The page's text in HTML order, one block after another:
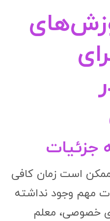
جزئیات
است زمان کافی
مهم وجود نداشته
خصوصی، معلم